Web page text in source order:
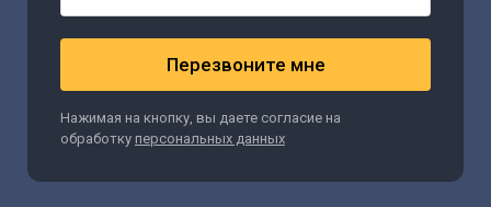
Перезвоните мне
Нажимая на кнопку, вы даете согласие на
обработку персональных данных